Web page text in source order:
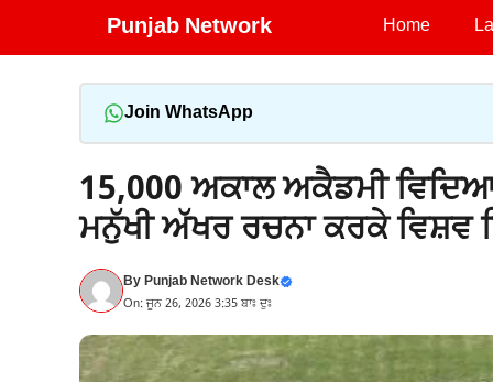
Punjab Network Home
Join WhatsApp
15,000 ਅਕਾਲ ਅਕੈਡਮੀ
ਮਨੁੱਖੀ ਅੱਖਰ ਰਚਨਾ ਕਰਕੇ ਵਿਸ਼ਵ
ByPunjab Network Desk
On: ਜੂਨ 26, 2026 3:35 ਬਾਃ ਦੁਃ